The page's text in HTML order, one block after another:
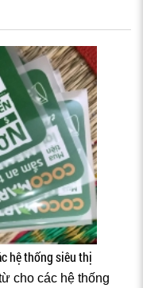
hệ thống siêu thị
cho các hệ thống